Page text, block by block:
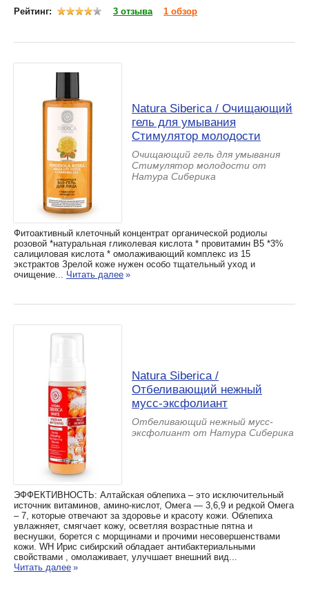
Рейтинг:
3 отзыва 1 обзор
Natura Siberica / Очищающий
гель для умывания
Cтимулятор молодости
Очищающий гель для умывания
Cтимулятор молодости от
Натура Сиберика
Фитоактивный клеточный концентрат органической родиолы
розовой *натуральная гликолевая кислота * провитамин В5 *3%
салициловая кислота * омолаживающий комплекс из 15
экстрактов Зрелой коже нужен особо тщательный уход и
очищение... Читать далее »
Natura Siberica /
Отбеливающий нежный
мусс-эксфолиант
Отбеливающий нежный мусс-
эксфолиант от Натура Сиберика
ЭФФЕКТИВНОСТЬ: Алтайская облепиха – это исключительный
источник витаминов, амино-кислот, Омега — 3,6,9 и редкой Омега
– 7, которые отвечают за здоровье и красоту кожи. Облепиха
увлажняет, смягчает кожу, осветляя возрастные пятна и
веснушки, борется с морщинами и прочими несовершенствами
кожи. WH Ирис сибирский обладает антибактериальными
свойствами , омолаживает, улучшает внешний вид...
Читать далее »